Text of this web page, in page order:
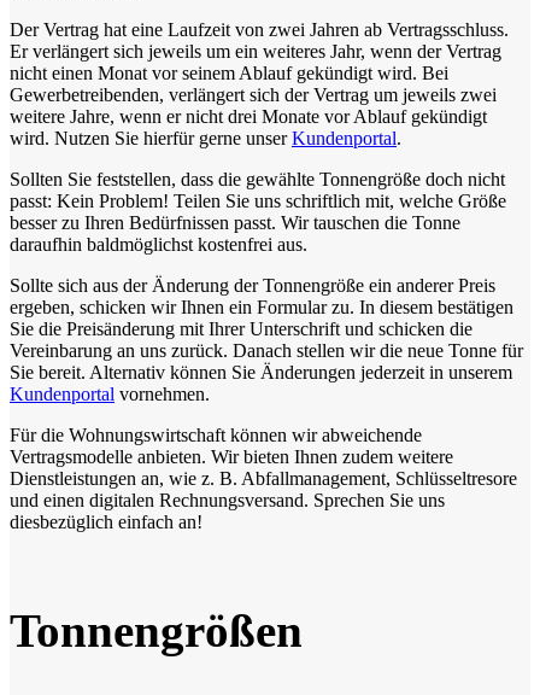
Der Vertrag hat eine Laufzeit von zwei Jahren ab Vertragsschluss.
Er verlängert sich jeweils um ein weiteres Jahr, wenn der Vertrag
nicht einen Monat vor seinem Ablauf gekündigt wird. Bei
Gewerbetreibenden, verlängert sich der Vertrag um jeweils zwei
weitere Jahre, wenn er nicht drei Monate vor Ablauf gekündigt
wird. Nutzen Sie hierfür gerne unserKundenportal.
Sollten Sie feststellen, dass die gewählte Tonnengröße doch nicht
passt: Kein Problem! Teilen Sie uns schriftlich mit, welche Größe
besser zu Ihren Bedürfnissen passt. Wir tauschen die Tonne
daraufhin baldmöglichst kostenfrei aus.
Sollte sich aus der Änderung der Tonnengröße ein anderer Preis
ergeben, schicken wir Ihnen ein Formular zu. In diesem bestätigen
Sie die Preisänderung mit Ihrer Unterschrift und schicken die
Vereinbarung an uns zurück. Danach stellen wir die neue Tonne für
Sie bereit. Alternativ können Sie Änderungen jederzeit in unserem
Kundenportal vornehmen.
Für die Wohnungswirtschaft können wir abweichende
Vertragsmodelle anbieten. Wir bieten Ihnen zudem weitere
Dienstleistungen an, wie z. B. Abfallmanagement, Schlüsseltresore
und einen digitalen Rechnungsversand. Sprechen Sie uns
diesbezüglich einfach an!
Tonnengrößen